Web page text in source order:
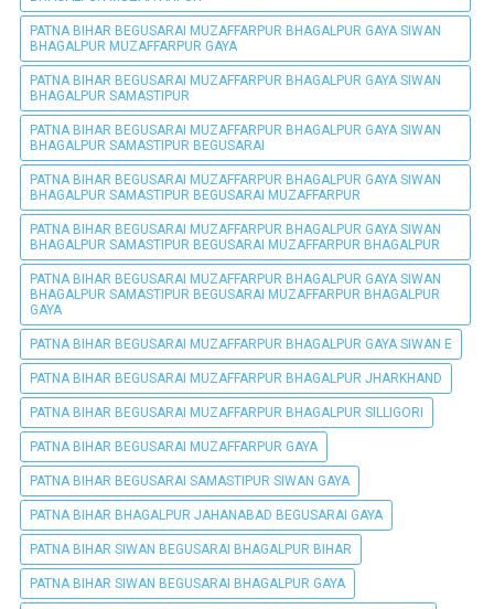
PATNA BIHAR BEGUSARAI MUZAFFARPUR BHAGALPUR GAYA SIWAN
BHAGALPUR MUZAFFARPUR GAYA
PATNA BIHAR BEGUSARAI MUZAFFARPUR BHAGALPUR GAYA SIWAN
BHAGALPUR SAMASTIPUR
PATNA BIHAR BEGUSARAI MUZAFFARPUR BHAGALPUR GAYA SIWAN
BHAGALPUR SAMASTIPUR BEGUSARAI
PATNA BIHAR BEGUSARAI MUZAFFARPUR BHAGALPUR GAYA SIWAN
BHAGALPUR SAMASTIPUR BEGUSARAI MUZAFFARPUR
PATNA BIHAR BEGUSARAI MUZAFFARPUR BHAGALPUR GAYA SIWAN
BHAGALPUR SAMASTIPUR BEGUSARAI MUZAFFARPUR BHAGALPUR
PATNA BIHAR BEGUSARAI MUZAFFARPUR BHAGALPUR GAYA SIWAN
BHAGALPUR SAMASTIPUR BEGUSARAI MUZAFFARPUR BHAGALPUR
GAYA
PATNA BIHAR BEGUSARAI MUZAFFARPUR BHAGALPUR GAYA SIWAN E
PATNA BIHAR BEGUSARAI MUZAFFARPUR BHAGALPUR JHARKHAND
PATNA BIHAR BEGUSARAI MUZAFFARPUR BHAGALPUR SILLIGORI
PATNA BIHAR BEGUSARAI MUZAFFARPUR GAYA
PATNA BIHAR BEGUSARAI SAMASTIPUR SIWAN GAYA
PATNA BIHAR BHAGALPUR JAHANABAD BEGUSARAI GAYA
PATNA BIHAR SIWAN BEGUSARAI BHAGALPUR BIHAR
PATNA BIHAR SIWAN BEGUSARAI BHAGALPUR GAYA